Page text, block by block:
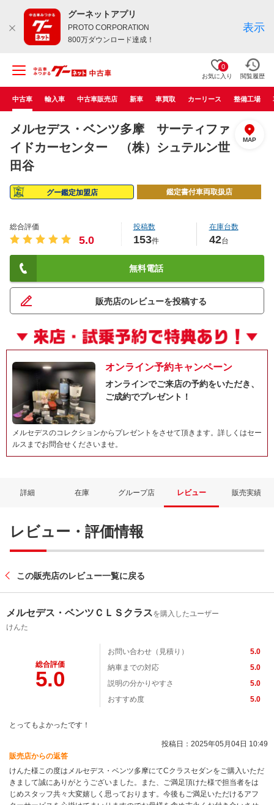
グーネットアプリ
PROTO CORPORATION
800万ダウンロード達成！
表示
0
お気に入り 閲覧履歴
中古車 輸入車 中古車販売店 新車 車買取 カーリース 整備工場
メルセデス・ベンツ多摩 サーティファ
イドカーセンター （株）シュテルン世
田谷
MAP
グー鑑定加盟店 鑑定書付車両取扱店
総合評価
5.0
投稿数
153件
在庫台数
42台
無料電話
販売店のレビューを投稿する
オンライン予約キャンペーン
オンラインでご来店の予約をいただき、
ご成約でプレゼント！
メルセデスのコレクションからプレゼントをさせて頂きます。詳しくはセー
ルスまでお問合せくださいませ。
詳細 在庫 グループ店 レビュー 販売実績
レビュー・評価情報
この販売店のレビュー一覧に戻る
メルセデス・ベンツＣＬＳクラスを購入したユーザー
けんた
総合評価
5.0
お問い合わせ（見積り）
5.0
納車までの対応
5.0
説明の分かりやすさ
5.0
おすすめ度
5.0
とってもよかったです！
投稿日：2025年05月04日 10:49
販売店からの返答
けんた様この度はメルセデス・ベンツ多摩にてCクラスセダンをご購入いただ
きまして誠にありがとうございました。また、ご満足頂けた様で担当者をは
じめスタッフ共々大変嬉しく思っております。今後もご満足いただけるアフ